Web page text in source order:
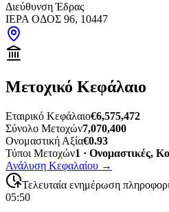
Διεύθυνση Έδρας
ΙΕΡΑ ΟΔΟΣ 96, 10447
Μετοχικό Κεφάλαιο
Εταιρικό Κεφάλαιο€6,575,472
Σύνολο Μετοχών7,070,400
Ονομαστική Αξία€0.93
Τύποι Μετοχών1 · Ονομαστικές,
Ανάλυση Κεφαλαίου →
Τελευταία ενημέρωση
05:50